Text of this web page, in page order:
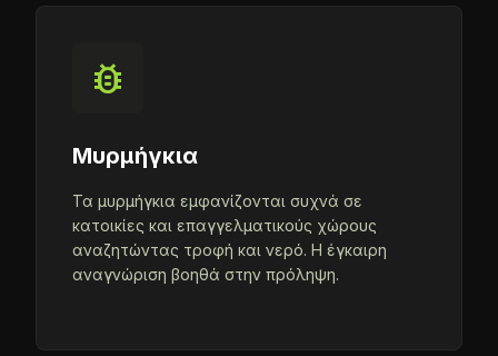
bug_report
Μυρμήγκια
Τα μυρμήγκια εμφανίζονται συχνά σε
κατοικίες και επαγγελματικούς χώρους
αναζητώντας τροφή και νερό. Η έγκαιρη
αναγνώριση βοηθά στην πρόληψη.